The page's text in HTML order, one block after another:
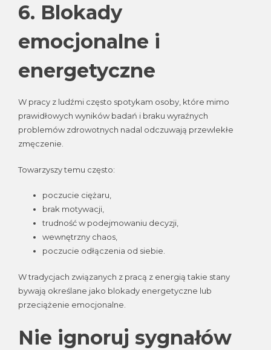
6. Blokady
emocjonalne i
energetyczne
W pracy z ludźmi często spotykam osoby, które mimo
prawidłowych wyników badań i braku wyraźnych
problemów zdrowotnych nadal odczuwają przewlekłe
zmęczenie.
Towarzyszy temu często:
poczucie ciężaru,
brak motywacji,
trudność w podejmowaniu decyzji,
wewnętrzny chaos,
poczucie odłączenia od siebie.
W tradycjach związanych z pracą z energią takie stany
bywają określane jako blokady energetyczne lub
przeciążenie emocjonalne.
Nie ignoruj sygnałów